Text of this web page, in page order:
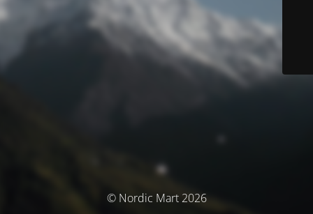
© Nordic Mart 2026